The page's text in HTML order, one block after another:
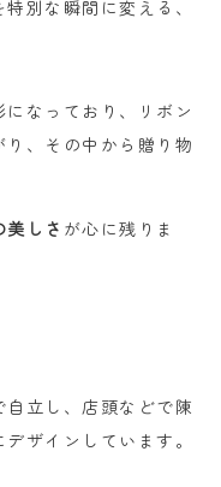
別な瞬間に変える、
なっており、リボン
、その中から贈り物
しさ が心に残りま
立し、店頭などで陳
デザインしています。